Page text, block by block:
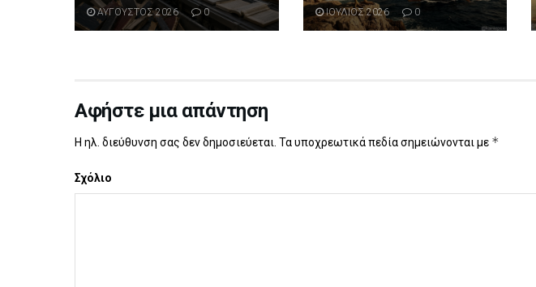
ΑΥΓΟΥΣΤΟΣ 2026 0 ΙΟΥΛΙΟΣ 2026 0
Αφήστε μια απάντηση
Η ηλ. διεύθυνση σας δεν δημοσιεύεται. Τα υποχρεωτικά πεδία σημειώνονται με *
Σχόλιο